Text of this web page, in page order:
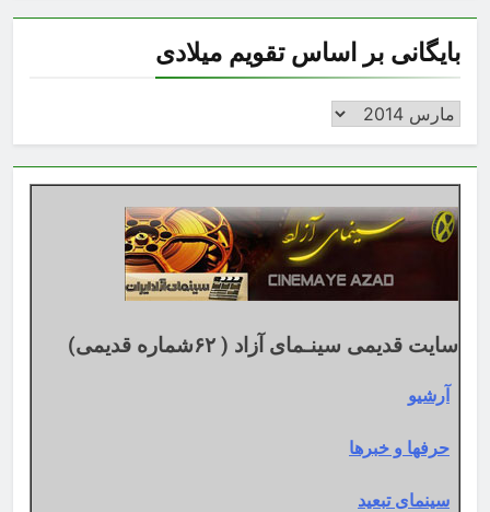
بایگانی بر اساس تقویم میلادی
بایگانی
اساس
تقویم
میلادی
سایت قدیمی سینـمای آزاد ( ۶۲شماره قدیمی)
آرشیو
حرفها و خبرها
سینمای تبعید